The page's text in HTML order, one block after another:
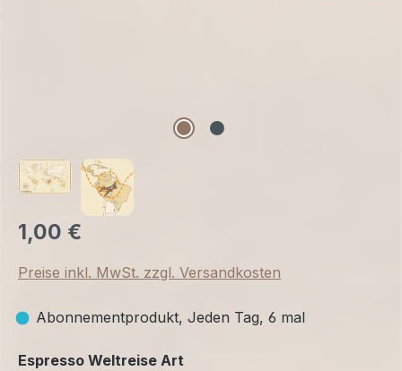
1,00 €
Preise inkl. MwSt. zzgl. Versandkosten
Abonnementprodukt, Jeden Tag, 6 mal
Espresso Weltreise Art